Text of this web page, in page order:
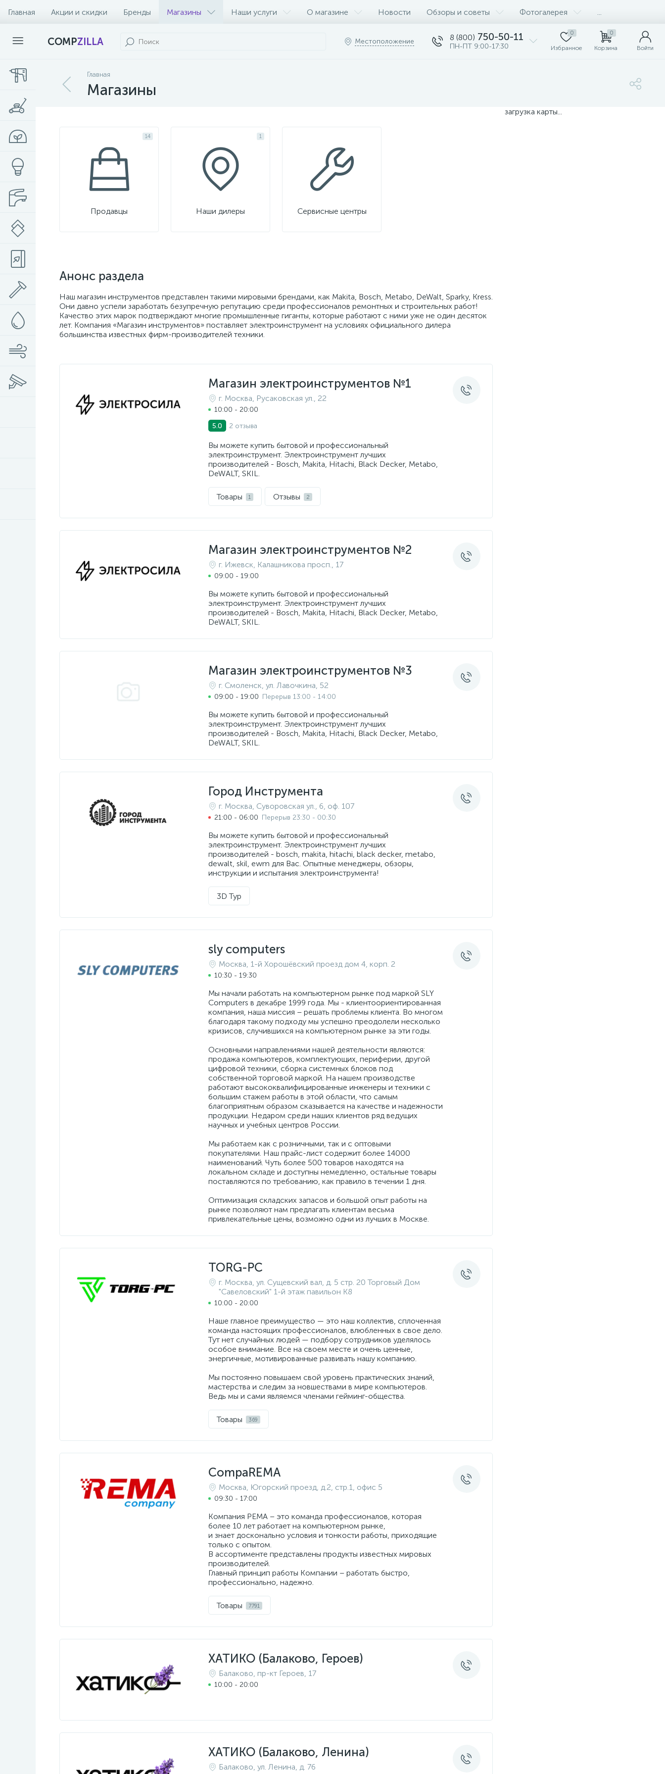
Главная Акции и скидки Бренды Магазины Наши услуги О магазине Новости Обзоры и советы Фотогалерея
COMPZILLA Местоположение 8 (800) 750-50-11
ПН-ПТ 9:00-17:30
0
Избранное
0
Корзина Войти
Главная
Магазины
14
Продавцы
1
Наши дилеры Сервисные центры
Анонс раздела
Наш магазин инструментов представлен такими мировыми брендами, как Makita, Bosch, Metabo, DeWalt, Sparky, Kress.
Они давно успели заработать безупречную репутацию среди профессионалов ремонтных и строительных работ!
Качество этих марок подтверждают многие промышленные гиганты, которые работают с ними уже не один десяток
лет. Компания «Магазин инструментов» поставляет электроинструмент на условиях официального дилера
большинства известных фирм-производителей техники.
Магазин электроинструментов №1
г. Москва, Русаковская ул., 22
10:00 - 20:00
5.0
2 отзыва
Вы можете купить бытовой и профессиональный
электроинструмент. Электроинструмент лучших
производителей - Bosch, Makita, Hitachi, Black Decker, Metabo,
DeWALT, SKIL.
Товары 1 Отзывы 2
Магазин электроинструментов №2
г. Ижевск, Калашникова просп., 17
09:00 - 19:00
Вы можете купить бытовой и профессиональный
электроинструмент. Электроинструмент лучших
производителей - Bosch, Makita, Hitachi, Black Decker, Metabo,
DeWALT, SKIL.
Магазин электроинструментов №3
г. Смоленск, ул. Лавочкина, 52
09:00 - 19:00 Перерыв 13:00 - 14:00
Вы можете купить бытовой и профессиональный
электроинструмент. Электроинструмент лучших
производителей - Bosch, Makita, Hitachi, Black Decker, Metabo,
DeWALT, SKIL.
Город Инструмента
г. Москва, Суворовская ул., 6, оф. 107
21:00 - 06:00 Перерыв 23:30 - 00:30
Вы можете купить бытовой и профессиональный
электроинструмент. Электроинструмент лучших
производителей - bosch, makita, hitachi, black decker, metabo,
dewalt, skil, ewm для Вас. Опытные менеджеры, обзоры,
инструкции и испытания электроинструмента!
3D Тур
sly computers
Москва, 1-й Хорошёвский проезд дом 4, корп. 2
10:30 - 19:30
Мы начали работать на компьютерном рынке под маркой SLY
Computers в декабре 1999 года. Мы - клиентоориентированная
компания, наша миссия – решать проблемы клиента. Во многом
благодаря такому подходу мы успешно преодолели несколько
кризисов, случившихся на компьютерном рынке за эти годы.
Основными направлениями нашей деятельности являются:
продажа компьютеров, комплектующих, периферии, другой
цифровой техники, сборка системных блоков под
собственной торговой маркой. На нашем производстве
работают высококвалифицированные инженеры и техники с
большим стажем работы в этой области, что самым
благоприятным образом сказывается на качестве и надежности
продукции. Недаром среди наших клиентов ряд ведущих
научных и учебных центров России.
Мы работаем как с розничными, так и с оптовыми
покупателями. Наш прайс-лист содержит более 14000
наименований. Чуть более 500 товаров находятся на
локальном складе и доступны немедленно, остальные товары
поставляются по требованию, как правило в течении 1 дня.
Оптимизация складских запасов и большой опыт работы на
рынке позволяют нам предлагать клиентам весьма
привлекательные цены, возможно одни из лучших в Москве.
TORG-PC
г. Москва, ул. Сущевский вал, д. 5 стр. 20 Торговый Дом
"Савеловский" 1-й этаж павильон К8
10:00 - 20:00
Наше главное преимущество — это наш коллектив, сплоченная
команда настоящих профессионалов, влюбленных в свое дело.
Тут нет случайных людей — подбору сотрудников уделялось
особое внимание. Все на своем месте и очень ценные,
энергичные, мотивированные развивать нашу компанию.
Мы постоянно повышаем свой уровень практических знаний,
мастерства и следим за новшествами в мире компьютеров.
Ведь мы и сами являемся членами гейминг-общества.
Товары 369
CompaREMA
Москва, Югорский проезд, д.2, стр.1, офис 5
09:30 - 17:00
Компания РЕМА – это команда профессионалов, которая
более 10 лет работает на компьютерном рынке,
и знает досконально условия и тонкости работы, приходящие
только с опытом.
В ассортименте представлены продукты известных мировых
производителей.
Главный принцип работы Компании – работать быстро,
профессионально, надежно.
Товары 7791
ХАТИКО (Балаково, Героев)
Балаково, пр-кт Героев, 17
10:00 - 20:00
ХАТИКО (Балаково, Ленина)
Балаково, ул. Ленина, д. 76
загрузка карты...